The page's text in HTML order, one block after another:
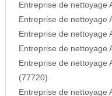
Entreprise de nettoyage
Entreprise de nettoyage
Entreprise de nettoyage
Entreprise de nettoyage
Entreprise de nettoyage
(77720)
Entreprise de nettoyage